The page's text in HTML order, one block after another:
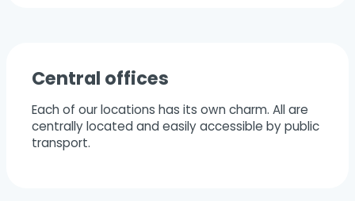
Central offices
Each of our locations has its own charm. All are
centrally located and easily accessible by public
transport.